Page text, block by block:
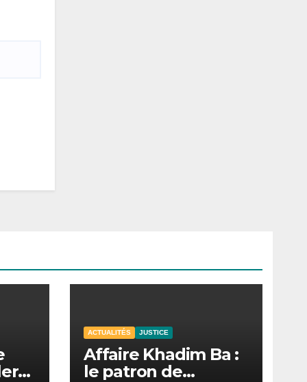
ACTUALITÉS JUSTICE
Affaire Khadim Ba :
le patron de